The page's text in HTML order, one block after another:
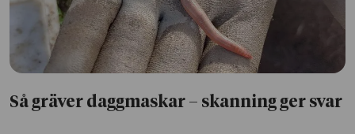
Så gräver daggmaskar – skanning ger svar